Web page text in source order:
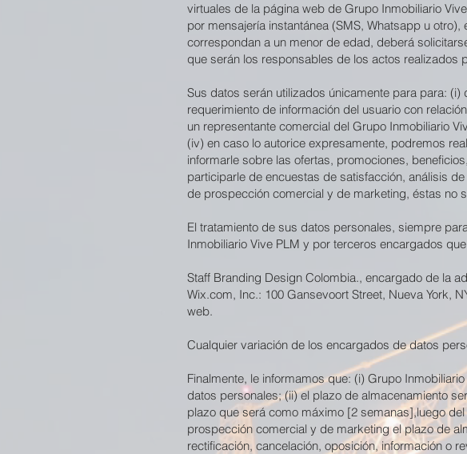
virtuales de la página web de Grupo Inmobiliario
por mensajería instantánea (SMS, Whatsapp u
correspondan a un menor de edad, deberá
que serán los responsables de los actos realizados
Sus datos serán utilizados únicamente para para:
requerimiento de información del usuario con
un representante comercial del Grupo Inmobiliario
(iv) en caso lo autorice expresamente, podremos
informarle sobre las ofertas, promociones,
participarle de encuestas de satisfacción, análisis
de prospección comercial y de marketing, éstas no
El tratamiento de sus datos personales, siempre
Inmobiliario Vive PLM y por terceros encargados
Staff Branding Design Colombia., encargado de la
Wix.com, Inc.: 100 Gansevoort Street, Nueva York,
web.
Cualquier variación de los encargados de datos
Finalmente, le informamos que: (i) Grupo
datos personales; (ii) el plazo de almacenamiento
plazo que será como máximo [2 semanas],luego
prospección comercial y de marketing el plazo de
rectificación, cancelación, oposición, información o